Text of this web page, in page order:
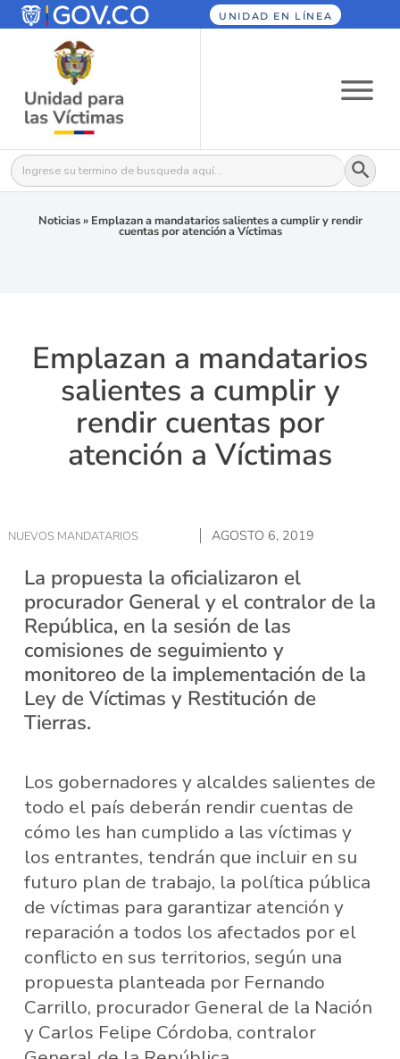
UNIDAD EN LÍNEA
Buscar: Botón
Noticias» Emplazan a mandatarios salientes a cumplir y rendir
cuentas por atención a Víctimas
Emplazan a mandatarios
salientes a cumplir y
rendir cuentas por
atención a Víctimas
NUEVOS MANDATARIOS AGOSTO 6, 2019
La propuesta la oficializaron el
procurador General y el contralor de la
República, en la sesión de las
comisiones de seguimiento y
monitoreo de la implementación de la
Ley de Víctimas y Restitución de
Tierras.
Los gobernadores y alcaldes salientes de
todo el país deberán rendir cuentas de
cómo les han cumplido a las víctimas y
los entrantes, tendrán que incluir en su
futuro plan de trabajo, la política pública
de víctimas para garantizar atención y
reparación a todos los afectados por el
conflicto en sus territorios, según una
propuesta planteada por Fernando
Carrillo, procurador General de la Nación
y Carlos Felipe Córdoba, contralor